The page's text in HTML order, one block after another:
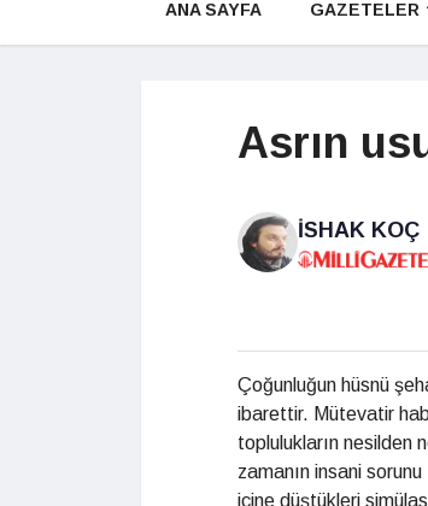
ANA SAYFA GAZETELER
Asrın
İSHAK KOÇ
Çoğunluğun hüsnü
ibarettir. Mütevatir
toplulukların nesilden
zamanın insani
içine düştükleri